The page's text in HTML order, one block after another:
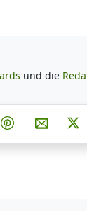
und die
hinzufügen
Teilen
Teilen auf
Per E-